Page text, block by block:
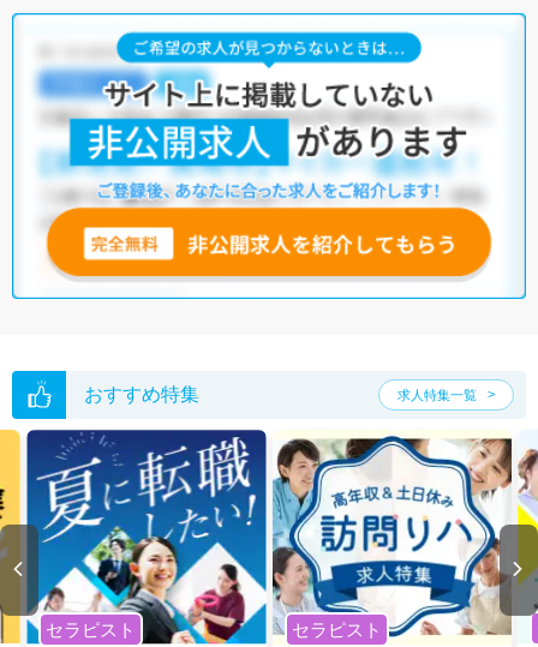
24.9万円となっています。
有効求人倍率は、全国が3.17倍なのに対して、宮城県は3.01倍。やや低い
傾向にあります。一方で、宮城県には病院が135施設、クリニックが
1,414施設、介護施設が3,356施設あり、言語聴覚士として働ける施設数は
豊富です。そのため、多種多様な求人の中から希望の条件に合った職場
を見つけることができるでしょう。
マイナビコメディカルには、【車通勤可】【積極採用中】【残業少な
め】など、バラエティ豊かな言語聴覚士の求人がそろっています。さら
に、マイナビコメディカルでは、限定求人や非公開求人のご紹介も可能
です。ぜひ一度ご相談ください。
※各種数字情報は2023年2月 マイナビ調べによる
サイト上に掲載されている求人の他に、
転職支援サービスにお申し込みいただくと、全求人からご希望条件に合
う求人を提案させていただきます。
宮城県の言語聴覚士求人では以下のような条件が人気です。
土日祝休・積極採用中・新卒OK・正社員(正職員)・ 病院・
クリニック・ 介護福祉施設・ 訪問リハビリ(在宅医療) ・小児リハビ
・保育園・ その他
他の条件でも人気の求人がございますので、「こだわり条件」から検索
いただくか、お気軽にお問い合わせください。
全国の言語聴覚士求人から検索いただくことも可能です。
おすすめ特集 求人特集一覧
セラピスト セラピスト